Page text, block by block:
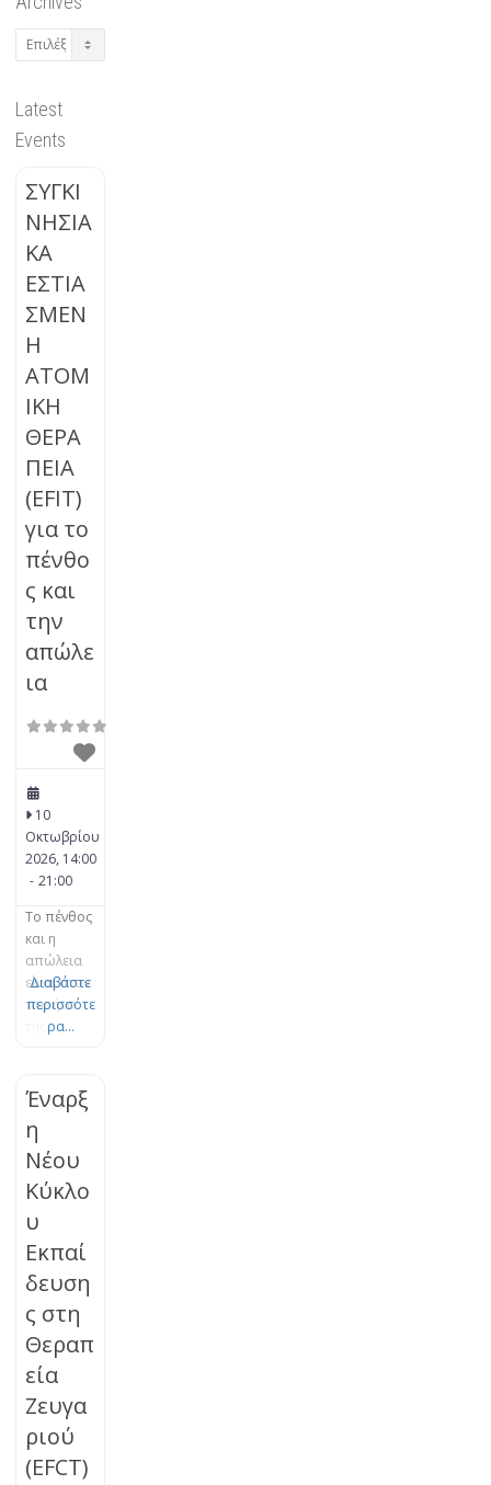
Archives
Latest
Events
ΣΥΓΚΙ
ΝΗΣΙΑ
ΚΑ
ΕΣΤΙΑ
ΣΜΕΝ
Η
ΑΤΟΜ
ΙΚΗ
ΘΕΡΑ
ΠΕΙΑ
(EFIT)
για το
πένθο
ς και
την
απώλε
ια
10
Οκτωβρίου
2026, 14:00
- 21:00
Το πένθος
και η
απώλεια
είναι στον
πυρήνα
Δεσμού.
Το πένθος
είναι μια
φυσική,
οργανική
διεργασία
εξέλιξης
και
γής, η
οποία
μπορεί να
μπλοκαρισ
τεί. Τα
βιώματα
απώλειας
μπορούν
Διαβάστε
περισσότε
ρα...
Έναρξ
η
Νέου
Κύκλο
υ
Εκπαί
δευση
ς στη
Θεραπ
εία
Ζευγα
ριού
(EFCT)